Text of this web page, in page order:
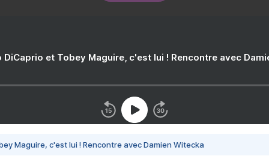
DiCaprio et Tobey Maguire, c'est lui ! Rencontre avec
Maguire, c'est lui ! Rencontre avec Damien Witecka